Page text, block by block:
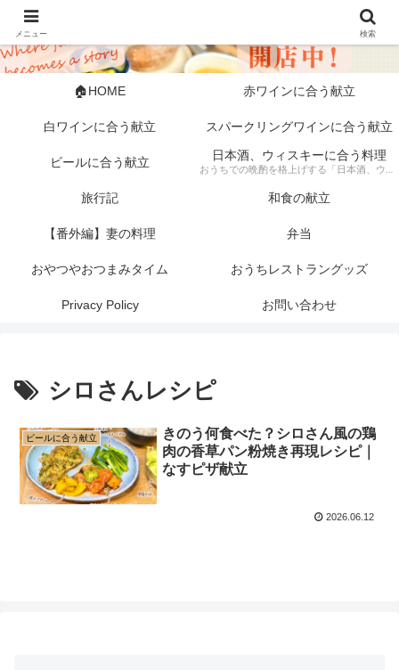
🏠HOME 赤ワインに合う献立
白ワインに合う献立 スパークリングワインに合う献立
ビールに合う献立 日本酒、ウィスキーに合う料理
おうちでの晩酌を格上げする「日本酒、ウィスキーに合う料理」の記録。 芳醇な日本酒やスモーキーなウィスキーにぴったりな、素材にこだわった一皿から手軽な一品まで幅広く紹介します。 「旦那キッチン」が提案する、お酒好きにはたまらない絶品ペアリングで、至福のひとときをどうぞ。
旅行記 和食の献立
【番外編】妻の料理 弁当
おやつやおつまみタイム おうちレストラングッズ
Privacy Policy お問い合わせ
シロさんレシピ
ビールに合う献立
きのう何食べた？シロさん風の鶏
肉の香草パン粉焼き再現レシピ｜
なすピザ献立
2026.06.12
メニュー 検索